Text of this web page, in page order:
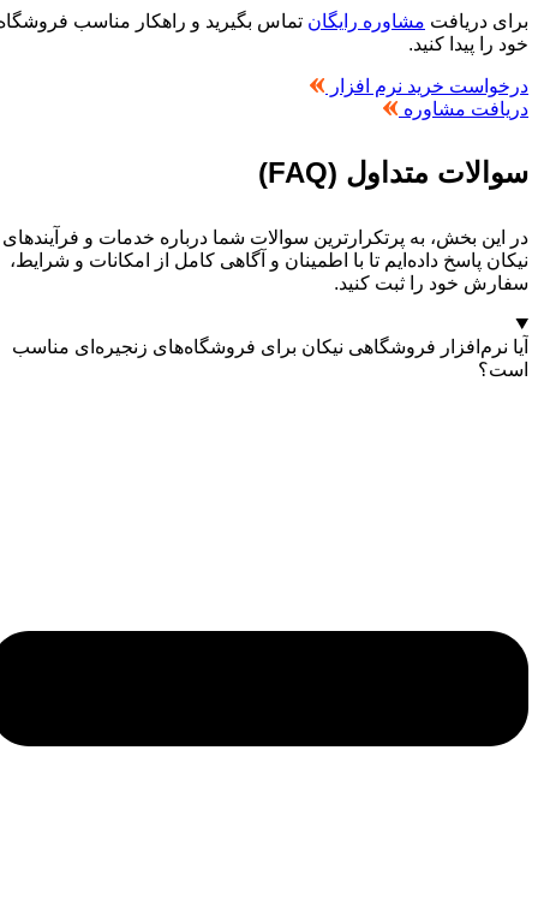
برای دریافتمشاوره رایگانتماس بگیرید و راهکار مناسب فروشگاه
خود را پیدا کنید.
درخواست خرید نرم افزار
دریافت مشاوره
سوالات متداول (FAQ)
در این بخش، به پرتکرارترین سوالات شما درباره خدمات و فرآیندهای
نیکان پاسخ داده‌ایم تا با اطمینان و آگاهی کامل از امکانات و شرایط،
سفارش خود را ثبت کنید.
آیا نرم‌افزار فروشگاهی نیکان برای فروشگاه‌های زنجیره‌ای مناسب
است؟